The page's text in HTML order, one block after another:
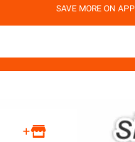
SAVE MORE ON APP
+